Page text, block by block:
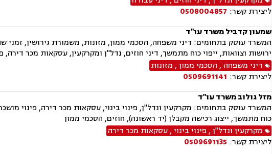
ליצירת קשר: 0508004857
שמעון קדביל משרד עו"ד
המשרד עוסק בתחומים: דיני משפחה, הסכמי ממון, מזונות, משמורת גירושין, זמני
ירושות וצוואות, ייפוי כוח מתמשך, דיני חוזים, נדל"ן ומקרקעין, עסקאות מכר דירה,
דיני משפחה , הסכמי ממון, מזונות
ליצירת קשר: 0509691141
מזל גולוב משרד עו"ד
המשרד עוסק בתחומים: מקרקעין ונדל"ן, פינוי בינוי, עסקאות מכר דירה, פינוי
כוח מתמשך, ייצוג רכישה מקבלן (יד ראשונה), חוזים, הסכמי ממון
מקרקעין ונדל"ן, פינוי בינוי,עסקאות מכר דירה
ליצירת קשר: 0509691135